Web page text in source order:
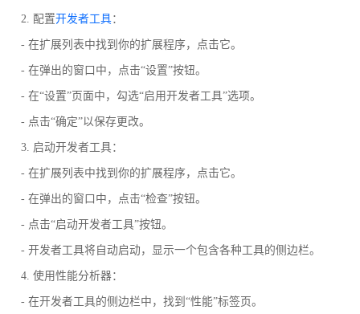
2. 配置开发者工具：
- 在扩展列表中找到你的扩展程序，点击它。
- 在弹出的窗口中，点击“设置”按钮。
- 在“设置”页面中，勾选“启用开发者工具”选项。
- 点击“确定”以保存更改。
3. 启动开发者工具：
- 在扩展列表中找到你的扩展程序，点击它。
- 在弹出的窗口中，点击“检查”按钮。
- 点击“启动开发者工具”按钮。
- 开发者工具将自动启动，显示一个包含各种工具的侧边栏。
4. 使用性能分析器：
- 在开发者工具的侧边栏中，找到“性能”标签页。